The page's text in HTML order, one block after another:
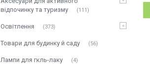
відпочинку та туризму
111
Освітлення 373
Товари для будинку й саду 56
Лампи для гкль-лаку 4